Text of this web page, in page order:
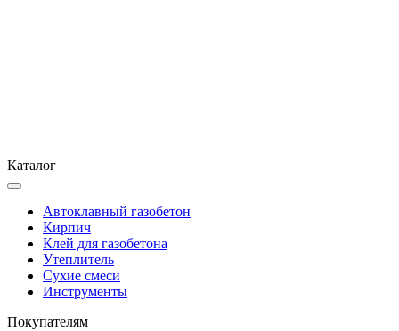
Каталог
Автоклавный газобетон
Кирпич
Клей для газобетона
Утеплитель
Сухие смеси
Инструменты
Покупателям